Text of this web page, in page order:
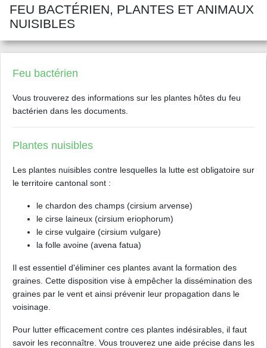
FEU BACTÉRIEN, PLANTES ET ANIMAUX
NUISIBLES
Feu bactérien
Vous trouverez des informations sur les plantes hôtes du feu
bactérien dans les documents.
Plantes nuisibles
Les plantes nuisibles contre lesquelles la lutte est obligatoire sur
le territoire cantonal sont :
le chardon des champs (cirsium arvense)
le cirse laineux (cirsium eriophorum)
le cirse vulgaire (cirsium vulgare)
la folle avoine (avena fatua)
Il est essentiel d'éliminer ces plantes avant la formation des
graines. Cette disposition vise à empêcher la dissémination des
graines par le vent et ainsi prévenir leur propagation dans le
voisinage.
Pour lutter efficacement contre ces plantes indésirables, il faut
savoir les reconnaître. Vous trouverez une aide précise dans les